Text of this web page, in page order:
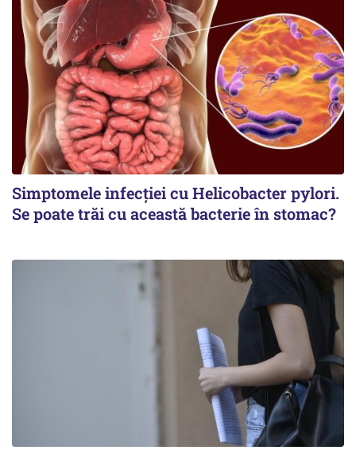
Simptomele infecției cu Helicobacter pylori.
Se poate trăi cu această bacterie în stomac?